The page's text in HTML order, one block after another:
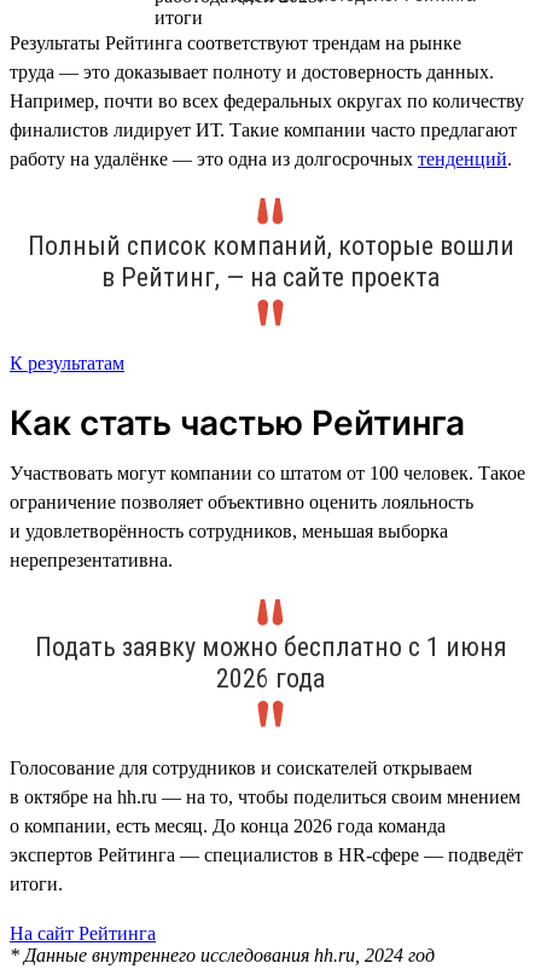
Результаты Рейтинга соответствуют трендам на рынке
труда — это доказывает полноту и достоверность данных.
Например, почти во всех федеральных округах по количеству
финалистов лидирует ИТ. Такие компании часто предлагают
работу на удалёнке — это одна из долгосрочных тенденций.
Полный список компаний, которые вошли
в Рейтинг, — на сайте проекта
К результатам
Как стать частью Рейтинга
Участвовать могут компании со штатом от 100 человек. Такое
ограничение позволяет объективно оценить лояльность
и удовлетворённость сотрудников, меньшая выборка
нерепрезентативна.
Подать заявку можно бесплатно с 1 июня
2026 года
Голосование для сотрудников и соискателей открываем
в октябре на hh.ru — на то, чтобы поделиться своим мнением
о компании, есть месяц. До конца 2026 года команда
экспертов Рейтинга — специалистов в HR-сфере — подведёт
итоги.
На сайт Рейтинга
* Данные внутреннего исследования hh.ru, 2024 год